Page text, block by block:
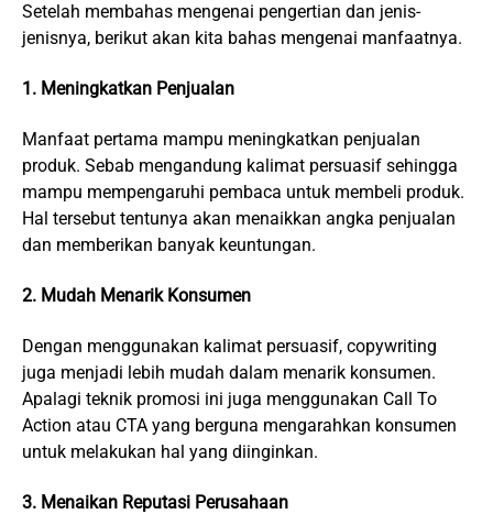
Setelah membahas mengenai pengertian dan jenis-
jenisnya, berikut akan kita bahas mengenai manfaatnya.
1. Meningkatkan Penjualan
Manfaat pertama mampu meningkatkan penjualan
produk. Sebab mengandung kalimat persuasif sehingga
mampu mempengaruhi pembaca untuk membeli produk.
Hal tersebut tentunya akan menaikkan angka penjualan
dan memberikan banyak keuntungan.
2. Mudah Menarik Konsumen
Dengan menggunakan kalimat persuasif, copywriting
juga menjadi lebih mudah dalam menarik konsumen.
Apalagi teknik promosi ini juga menggunakan Call To
Action atau CTA yang berguna mengarahkan konsumen
untuk melakukan hal yang diinginkan.
3. Menaikan Reputasi Perusahaan